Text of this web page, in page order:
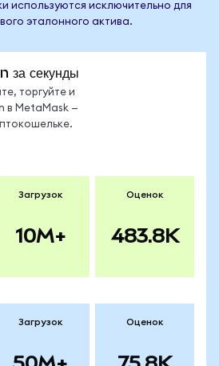
используются исключительно для
эталонного актива.
за секунды
торгуйте и
в MetaMask —
Загрузок
10M+
Оценок
483.8K
Загрузок Оценок